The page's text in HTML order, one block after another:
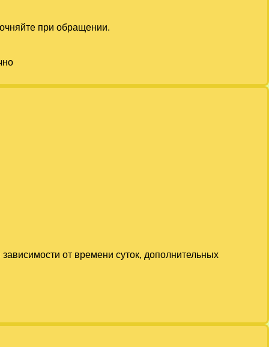
при обращении.
от времени суток, дополнительных